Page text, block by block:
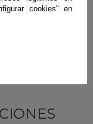
cookies" en